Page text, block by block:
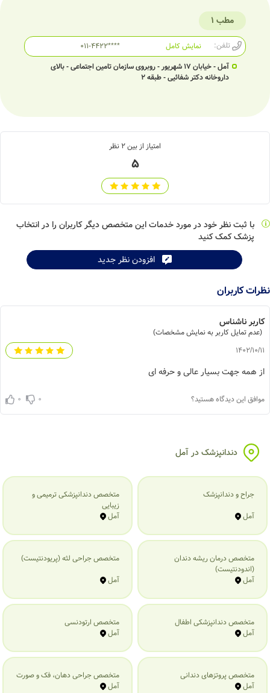
مطب 1
تلفن: 011-4422****
نمایش کامل
آمل - خیابان 17 شهریور - روبروی سازمان تامین اجتماعی - بالای
داروخانه دکتر شفائیی - طبقه 2
امتیاز از بین2 نظر
5
با ثبت نظر خود در مورد خدمات این متخصص دیگر کاربران را در انتخاب
پزشک کمک کنید
افزودن نظر جدید
نظرات کاربران
کاربر ناشناس
(عدم تمایل کاربر به نمایش مشخصات)
1402/10/11
از همه جهت بسیار عالی و حرفه ای
موافق این دیدگاه هستید؟ 0
0
دندانپزشک در آمل
جراح و دندانپزشک
آمل
متخصص دندانپزشکی ترمیمی و
زیبایی
آمل
متخصص درمان ریشه دندان
(اندودنتیست)
آمل
متخصص جراحی لثه (پریودنتیست)
آمل
متخصص دندانپزشکی اطفال
آمل
متخصص ارتودنسی
آمل
متخصص پروتزهای دندانی
آمل
متخصص جراحی دهان، فک و صورت
آمل